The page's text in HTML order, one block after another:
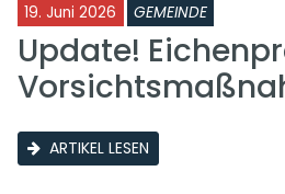
19. Juni 2026 GEMEINDE
Update!
ARTIKEL LESEN